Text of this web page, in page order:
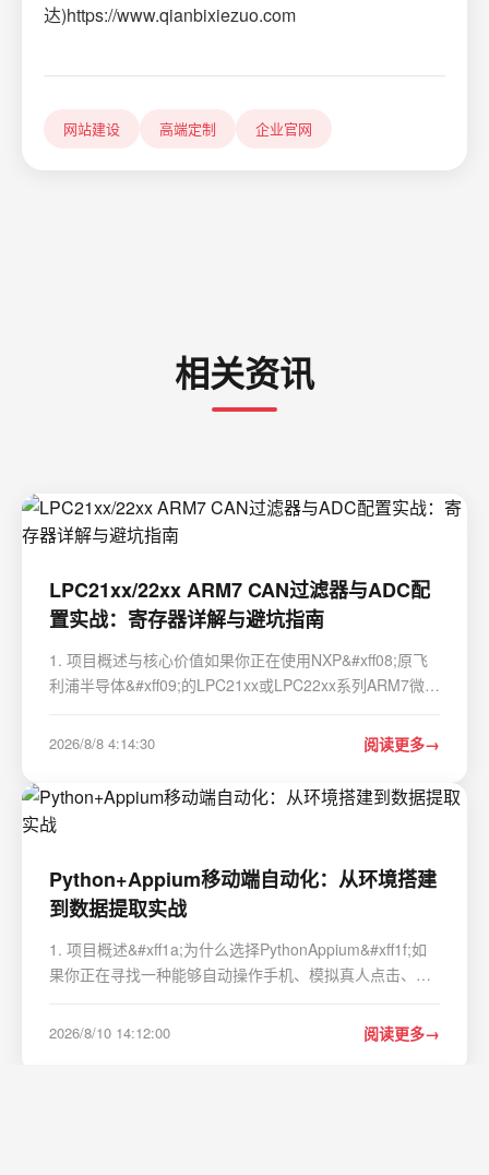
达)https://www.qianbixiezuo.com
网站建设 高端定制 企业官网
相关资讯
LPC21xx/22xx ARM7 CAN过滤器与ADC配
置实战：寄存器详解与避坑指南
1. 项目概述与核心价值如果你正在使用NXP&#xff08;原飞
利浦半导体&#xff09;的LPC21xx或LPC22xx系列ARM7微控
要高可靠性的分布式系统&#xff0c;那么CAN总线和ADC这
2026/8/8 4:14:30 阅读更多
Python+Appium移动端自动化：从环境搭建
到数据提取实战
1. 项目概述&#xff1a;为什么选择PythonAppium&#xff1f;如
果你正在寻找一种能够自动操作手机、模拟真人点击、滑
方法&#xff0c;那么Python配合Appium这套组合拳&#xff0c;
2026/8/10 14:12:00 阅读更多